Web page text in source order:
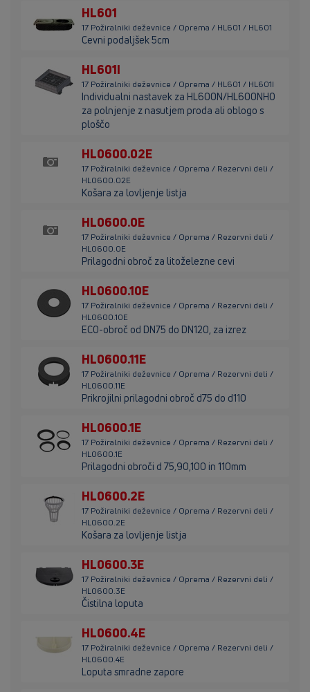
HL601
17 Požiralniki deževnice / Oprema / HL601 / HL601
Cevni podaljšek 5cm
HL601I
17 Požiralniki deževnice / Oprema / HL601 / HL601I
Individualni nastavek za HL600N/HL600NHO
za polnjenje z nasutjem proda ali oblogo s
ploščo
HL0600.02E
17 Požiralniki deževnice / Oprema / Rezervni deli /
HL0600.02E
Košara za lovljenje listja
HL0600.0E
17 Požiralniki deževnice / Oprema / Rezervni deli /
HL0600.0E
Prilagodni obroč za litoželezne cevi
HL0600.10E
17 Požiralniki deževnice / Oprema / Rezervni deli /
HL0600.10E
ECO-obroč od DN75 do DN120, za izrez
HL0600.11E
17 Požiralniki deževnice / Oprema / Rezervni deli /
HL0600.11E
Prikrojilni prilagodni obroč d75 do d110
HL0600.1E
17 Požiralniki deževnice / Oprema / Rezervni deli /
HL0600.1E
Prilagodni obroči d 75,90,100 in 110mm
HL0600.2E
17 Požiralniki deževnice / Oprema / Rezervni deli /
HL0600.2E
Košara za lovljenje listja
HL0600.3E
17 Požiralniki deževnice / Oprema / Rezervni deli /
HL0600.3E
Čistilna loputa
HL0600.4E
17 Požiralniki deževnice / Oprema / Rezervni deli /
HL0600.4E
Loputa smradne zapore